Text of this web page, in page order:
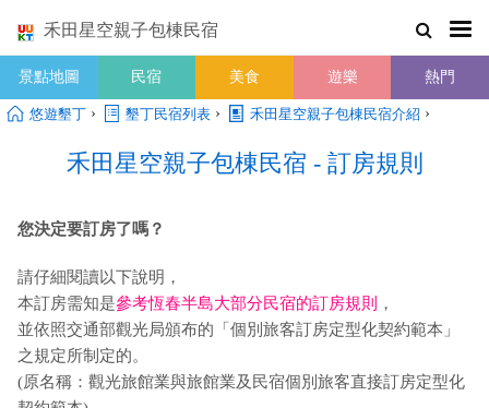
禾田星空親子包棟民宿
景點地圖 民宿 美食 遊樂 熱門
悠遊墾丁 › 墾丁民宿列表 › 禾田星空親子包棟民宿介紹 ›
禾田星空親子包棟民宿 - 訂房規則
您決定要訂房了嗎？
請仔細閱讀以下說明，
本訂房需知是參考恆春半島大部分民宿的訂房規則
，
並依照交通部觀光局頒布的「個別旅客訂房定型化契約範本」
之規定所制定的。
(原名稱：觀光旅館業與旅館業及民宿個別旅客直接訂房定型化